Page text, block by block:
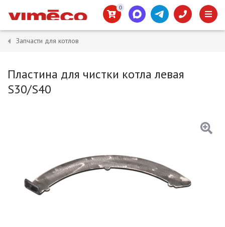
0
Запчасти для котлов
Пластина для чистки котла левая
S30/S40